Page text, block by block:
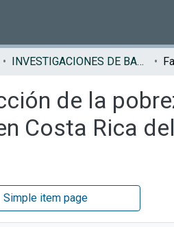
INVESTIGACIONES DE BASE EN
de la
Costa Rica
Simple item page